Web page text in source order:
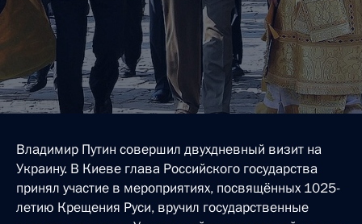
Владимир Путин совершил двухдневный визит на
Украину. В Киеве глава Российского государства
принял участие в мероприятиях, посвящённых 1025-
летию Крещения Руси, вручил государственные